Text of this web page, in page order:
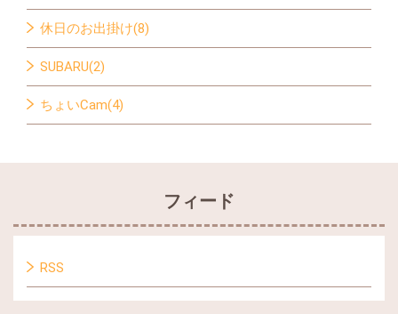
休日のお出掛け(8)
SUBARU(2)
ちょいCam(4)
フィード
RSS